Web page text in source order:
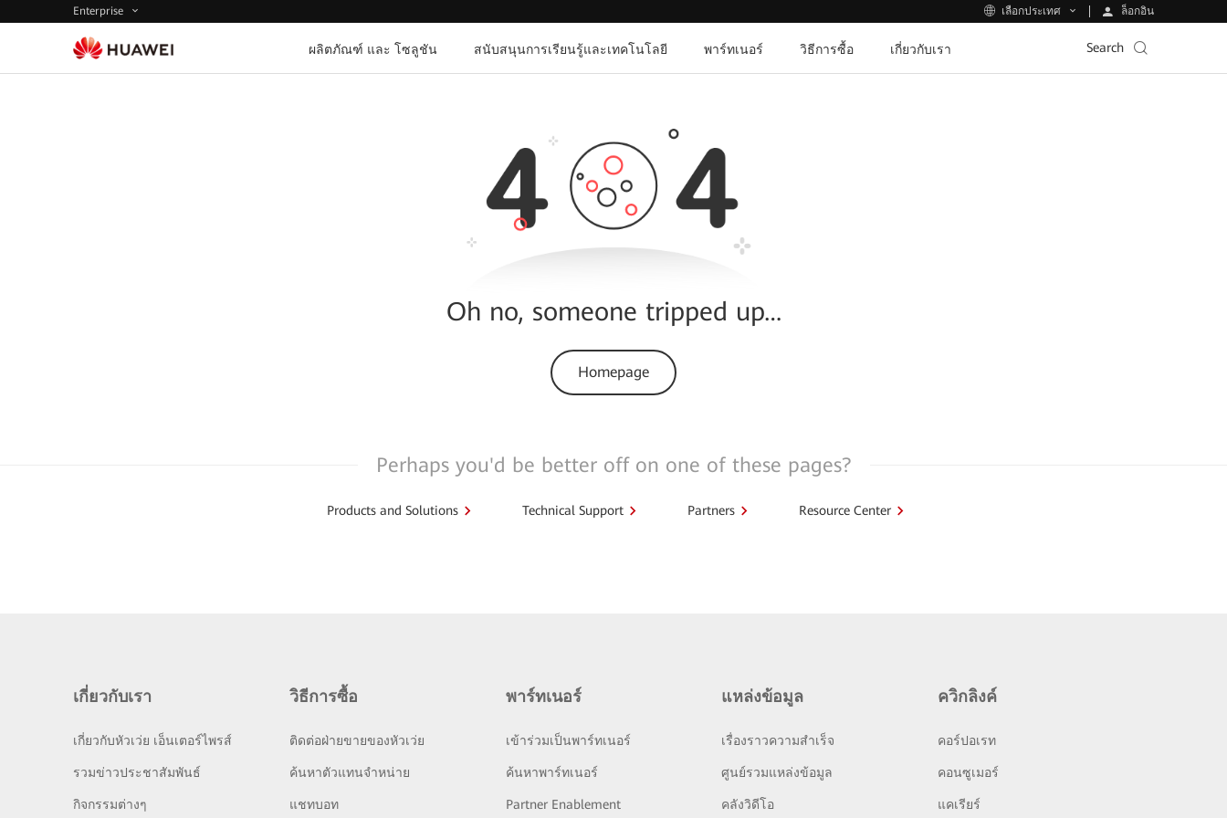
Enterprise เลือกประเทศ ล็อกอิน
ผลิตภัณฑ์ และ โซลูชัน สนับสนุนการเรียนรู้และเทคโนโลยี พาร์ทเนอร์ วิธีการซื้อ เกี่ยวกับเรา Search
Oh no, someone tripped up…
Homepage
Perhaps you'd be better off on one of these pages?
Products and Solutions Technical Support Partners Resource Center
เกี่ยวกับเรา
เกี่ยวกับหัวเว่ย เอ็นเตอร์ไพรส์
รวมข่าวประชาสัมพันธ์
กิจกรรมต่างๆ
วิธีการซื้อ
ติดต่อฝ่ายขายของหัวเว่ย
ค้นหาตัวแทนจำหน่าย
แชทบอท
พาร์ทเนอร์
เข้าร่วมเป็นพาร์ทเนอร์
ค้นหาพาร์ทเนอร์
Partner Enablement
แหล่งข้อมูล
เรื่องราวความสำเร็จ
ศูนย์รวมแหล่งข้อมูล
คลังวิดีโอ
ควิกลิงค์
คอร์ปอเรท
คอนซูเมอร์
แคเรียร์